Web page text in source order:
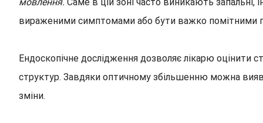
вираженими симптомами або бути важко помітними
Ендоскопічне дослідження дозволяє лікарю оцінити
структур. Завдяки оптичному збільшенню можна
зміни.